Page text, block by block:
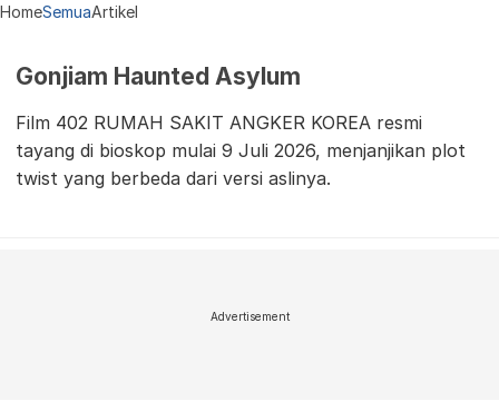
HomeSemuaArtikel
Gonjiam Haunted Asylum
Film 402 RUMAH SAKIT ANGKER KOREA resmi
tayang di bioskop mulai 9 Juli 2026, menjanjikan plot
twist yang berbeda dari versi aslinya.
Advertisement